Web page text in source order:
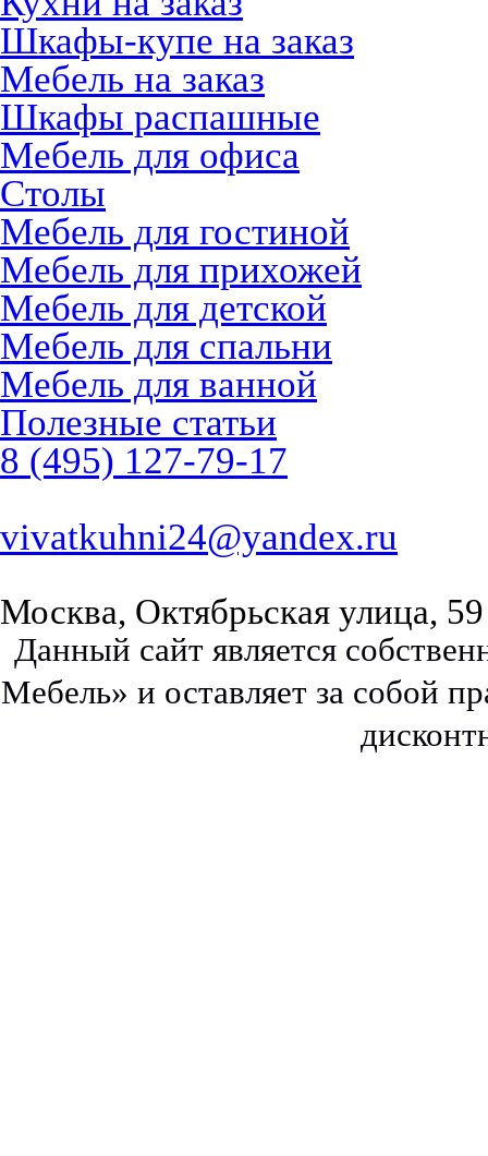
Шкафы-купе на заказ
Мебель на заказ
Шкафы распашные
Мебель для офиса
Столы
Мебель для гостиной
Мебель для прихожей
Мебель для детской
Мебель для спальни
Мебель для ванной
Полезные статьи
8 (495) 127-79-17
vivatkuhni24@yandex.ru
Москва, Октябрьская улица, 59
Данный сайт является
Мебель» и оставляет за собой